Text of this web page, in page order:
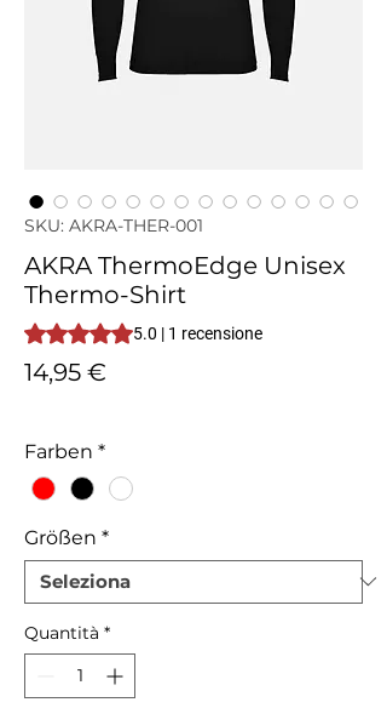
SKU: AKRA-THER-001
AKRA ThermoEdge Unisex
Thermo-Shirt
Sulla base di 1 recensione, la
5.0 | 1 recensione
14,95 €
Farben *
Größen *
Quantità *